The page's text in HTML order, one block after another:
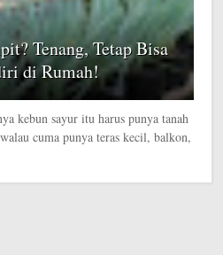
Tenang, Tetap Bisa
di Rumah!
kebun sayur itu harus punya tanah
cuma punya teras kecil, balkon,